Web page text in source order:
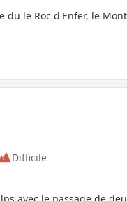
le Roc d'Enfer, le
Difficile